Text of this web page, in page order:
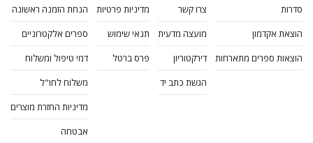
סדרות
הוצאת אקדמון
הוצאות ספרים מתארחות
צרו קשר
מועצה מדעית
דירקטוריון
הגשת כתב יד
מדיניות פרטיות
תנאי שימוש
פרס ברטל
הנחת הזמנה ראשונה
ספרים אלקטרוניים
דמי טיפול ומשלוח
משלוח לחו"ל
מדיניות החזרת מוצרים
אבטחה